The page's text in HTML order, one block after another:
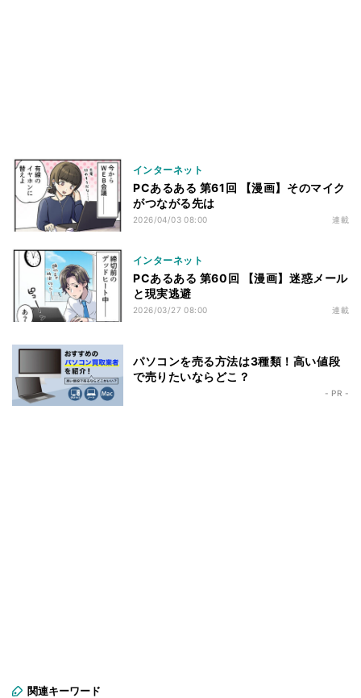
インターネット
PCあるある 第61回 【漫画】そのマイク
がつながる先は
2026/04/03 08:00 連載
インターネット
PCあるある 第60回 【漫画】迷惑メール
と現実逃避
2026/03/27 08:00 連載
パソコンを売る方法は3種類！高い値段
で売りたいならどこ？
- PR -
関連キーワード